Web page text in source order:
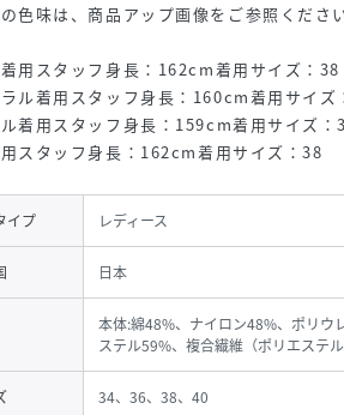
色味は、商品アップ画像をご参照ください
用スタッフ身長：162cm着用サイズ：38
ル着用スタッフ身長：160cm着用サイズ
着用スタッフ身長：159cm着用サイズ：
スタッフ身長：162cm着用サイズ：38
イプ レディース
日本
本体:綿48%、ナイロン48%、ポリウ
ステル59%、複合繊維（ポリエステ
34、36、38、40